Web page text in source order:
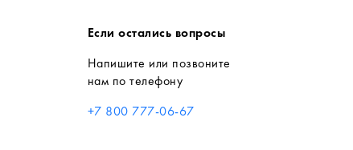
Если остались вопросы
Напишите или позвоните
нам по телефону
+7 800 777-06-67